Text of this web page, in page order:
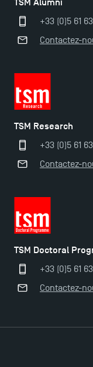
2025 !
+33 (0)5 61
Contactez-
TSM Research
+33 (0)5 61
Contactez-
TSM Doctoral
+33 (0)5 61
Contactez-